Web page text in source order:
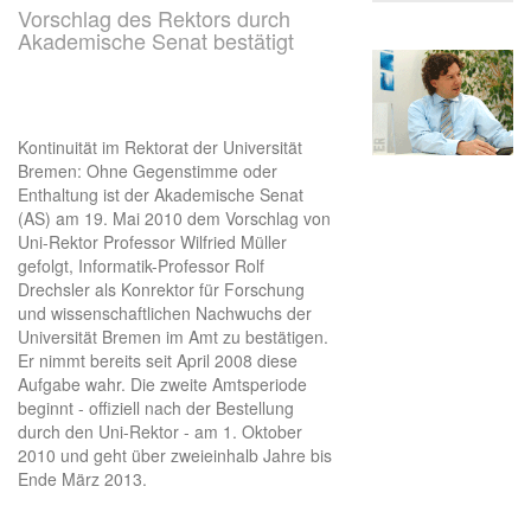
Vorschlag des Rektors durch
Akademische Senat bestätigt
Kontinuität im Rektorat der Universität
Bremen: Ohne Gegenstimme oder
Enthaltung ist der Akademische Senat
(AS) am 19. Mai 2010 dem Vorschlag von
Uni-Rektor Professor Wilfried Müller
gefolgt, Informatik-Professor Rolf
Drechsler als Konrektor für Forschung
und wissenschaftlichen Nachwuchs der
Universität Bremen im Amt zu bestätigen.
Er nimmt bereits seit April 2008 diese
Aufgabe wahr. Die zweite Amtsperiode
beginnt - offiziell nach der Bestellung
durch den Uni-Rektor - am 1. Oktober
2010 und geht über zweieinhalb Jahre bis
Ende März 2013.